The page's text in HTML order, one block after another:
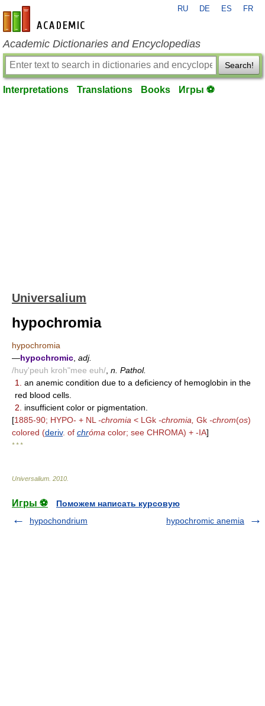
en-academic.com
RU DE ES FR
Academic Dictionaries and Encyclopedias
Search!
Interpretations Translations Books Игры ⚽
Universalium
hypochromia
hypochromia
—hypochromic adj.
/huy'peuh kroh"mee euh/ n. Pathol.
1.
an anemic condition due to a deficiency of hemoglobin in the
red blood cells.
2.
insufficient color or pigmentation.
[1885-90; HYPO- + NL -chromia < LGk -chromia, Gk -chrom(os)
colored (deriv. of chróma color; see CHROMA) + -IA]
* * *
Universalium 2010
Игры ⚽
Поможем написать курсовую
hypochondrium
hypochromic anemia